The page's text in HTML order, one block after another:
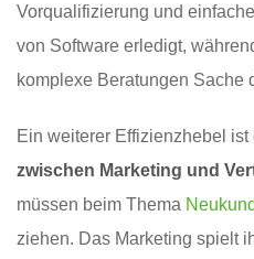
Vorqualifizierung und
von Software erledigt,
komplexe Beratungen Sache
Ein weiterer Effizienzhebel ist
zwischen Marketing und
müssen beim Thema
ziehen. Das Marketing spielt